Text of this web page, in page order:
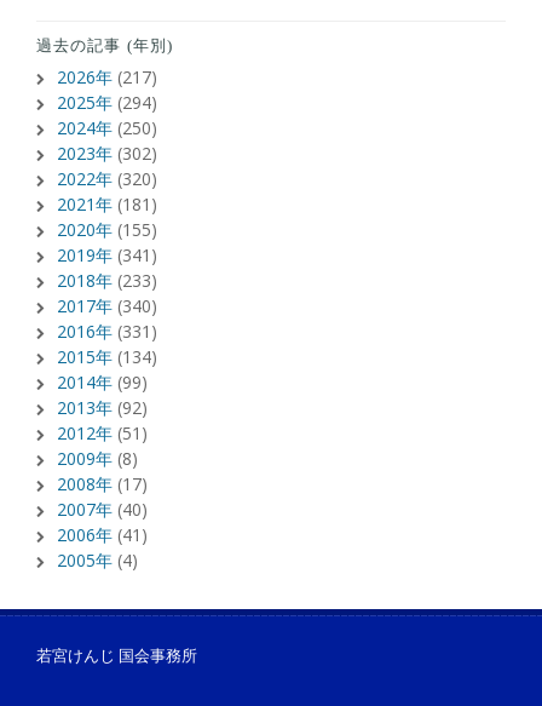
過去の記事 (年別)
2026年 (217)
2025年 (294)
2024年 (250)
2023年 (302)
2022年 (320)
2021年 (181)
2020年 (155)
2019年 (341)
2018年 (233)
2017年 (340)
2016年 (331)
2015年 (134)
2014年 (99)
2013年 (92)
2012年 (51)
2009年 (8)
2008年 (17)
2007年 (40)
2006年 (41)
2005年 (4)
若宮けんじ 国会事務所